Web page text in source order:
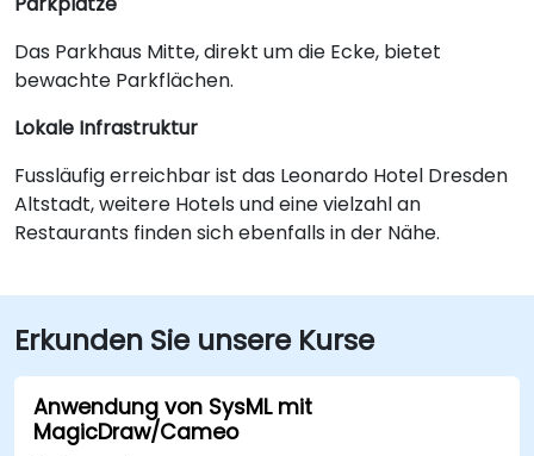
Das Parkhaus Mitte, direkt um die Ecke, bietet
bewachte Parkflächen.
Lokale Infrastruktur
Fussläufig erreichbar ist das Leonardo Hotel Dresden
Altstadt, weitere Hotels und eine vielzahl an
Restaurants finden sich ebenfalls in der Nähe.
Erkunden Sie unsere Kurse
Anwendung von SysML mit
MagicDraw/Cameo